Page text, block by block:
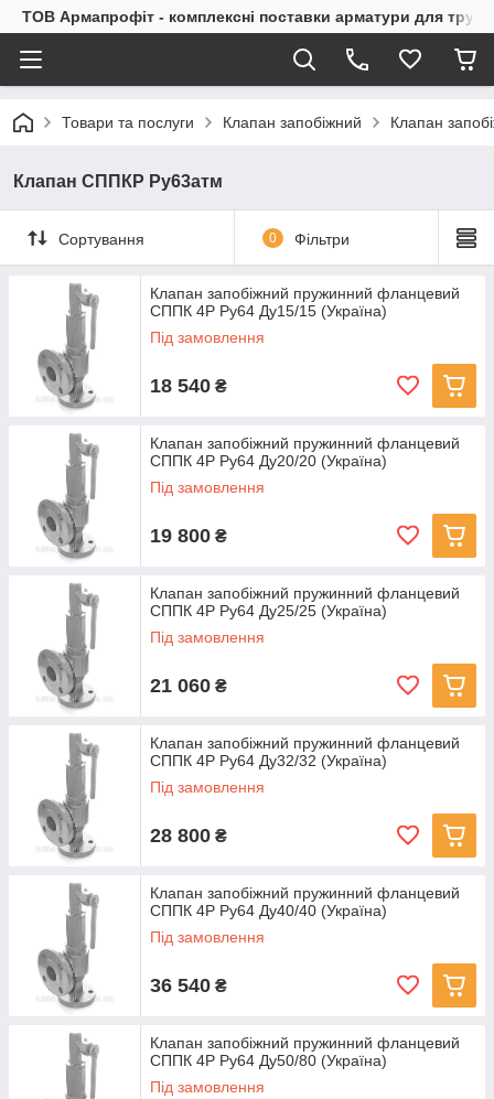
ТОВ Армапрофіт - комплексні поставки арматури для
Товари та послуги Клапан запобіжний Клапан
Клапан СППКР Ру63атм
Сортування 0 Фільтри
Клапан запобіжний пружинний фланцевий
СППК 4Р Ру64 Ду15/15 (Україна)
Під замовлення
18 540 ₴
Клапан запобіжний пружинний фланцевий
СППК 4Р Ру64 Ду20/20 (Україна)
Під замовлення
19 800 ₴
Клапан запобіжний пружинний фланцевий
СППК 4Р Ру64 Ду25/25 (Україна)
Під замовлення
21 060 ₴
Клапан запобіжний пружинний фланцевий
СППК 4Р Ру64 Ду32/32 (Україна)
Під замовлення
28 800 ₴
Клапан запобіжний пружинний фланцевий
СППК 4Р Ру64 Ду40/40 (Україна)
Під замовлення
36 540 ₴
Клапан запобіжний пружинний фланцевий
СППК 4Р Ру64 Ду50/80 (Україна)
Під замовлення